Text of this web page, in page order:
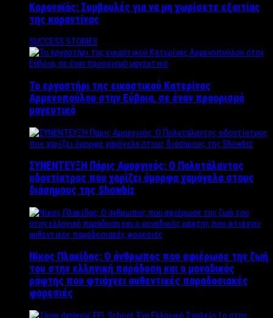
Κορονοϊός: Συμβουλές για να μη χωρίσετε εξαιτίας
της καραντίνας
SUCCESS STORIES
Το εργαστήρι της εικαστικού Κατερίνας
Αρμενοπούλου στην Εύβοια, σε έναν προορισμό
μαγευτικό
ΣΥΝΕΝΤΕΥΞΗ Πάρις Αμοργινός: O Πολυτάλαντος
οδοντίατρος που χαρίζει όμορφα χαμόγελα στους
διάσημους της Showbiz
Νίκος Πλακίδας: O άνθρωπος που αφιέρωσε την ζωή
του στην ελληνική παράδοση και ο μοναδικός
ράφτης που φτιάχνει αυθεντικές παραδοσιακές
φορεσιές